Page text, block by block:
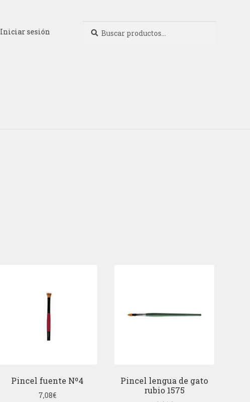
Iniciar sesión
por:
Pincel fuente Nº4
7,08€
Pincel lengua de gato
rubio 1575